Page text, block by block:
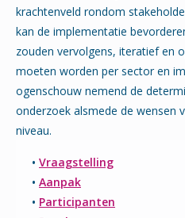
krachtenveld rondom
kan de implementatie
zouden vervolgens, iteratief en
moeten worden per sector en
ogenschouw nemend de
onderzoek alsmede de wensen
niveau.
• Vraagstelling
• Aanpak
• Participanten